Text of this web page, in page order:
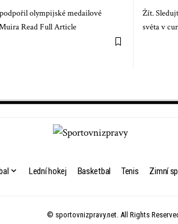
olympijské medailové
Read Full Article
Žít.
světa v
Lední hokej Basketbal Tenis Zimní
© sportovnizpravy.net. All Rights